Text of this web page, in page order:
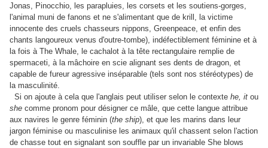
Jonas, Pinocchio, les parapluies, les corsets et les soutiens-gorges,
l'animal muni de fanons et ne s'alimentant que de krill, la victime
innocente des cruels chasseurs nippons, Greenpeace, et enfin des
chants langoureux venus d'outre-tombe), indéfectiblement féminine et à
la fois à The Whale, le cachalot à la tête rectangulaire remplie de
spermaceti, à la mâchoire en scie alignant ses dents de dragon, et
capable de fureur agressive inséparable (tels sont nos stéréotypes) de
la masculinité.
Si on ajoute à cela que l'anglais peut utiliser selon le contexte he, it ou
she comme pronom pour désigner ce mâle, que cette langue attribue
aux navires le genre féminin (the ship), et que les marins dans leur
jargon féminise ou masculinise les animaux qu'il chassent selon l'action
de chasse tout en signalant son souffle par un invariable She blows